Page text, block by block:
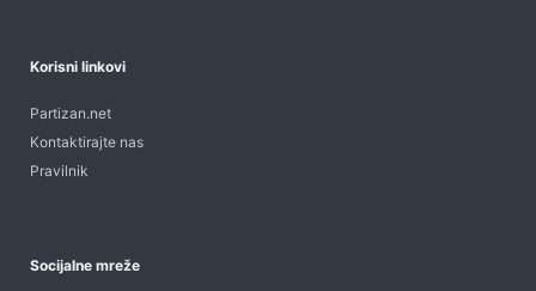
Korisni linkovi
Partizan.net
Kontaktirajte nas
Pravilnik
Socijalne mreže